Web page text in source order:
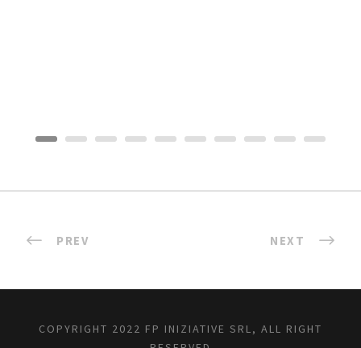
PREV NEXT
COPYRIGHT 2022 FP INIZIATIVE SRL, ALL RIGHT